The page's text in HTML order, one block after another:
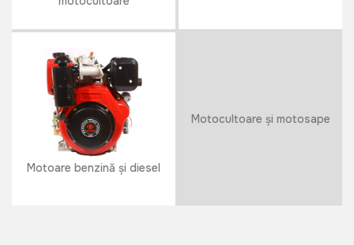
Motoare benzină și diesel
Motocultoare și motosape